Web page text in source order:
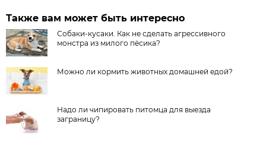
Также вам может быть интересно
Собаки-кусаки. Как не сделать агрессивного
монстра из милого пёсика?
Можно ли кормить животных домашней едой?
Надо ли чипировать питомца для выезда
заграницу?